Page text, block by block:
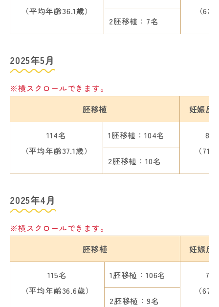
（平均年齢36.1歳）
（
2胚移植：7名
2025年5月
※横スクロールできます。
胚移植
妊娠反
114名
（平均年齢37.1歳）
1胚移植：104名
82
（
2胚移植：10名
2025年4月
※横スクロールできます。
胚移植
妊娠反
115名
（平均年齢36.6歳）
1胚移植：106名
77
（
2胚移植：9名